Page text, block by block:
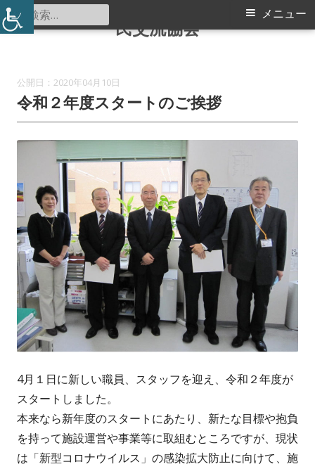
コ
ン
認定特定非営利活動法人 つづき区
民交流協会
メ
メニュー
検
索:
2020年04月10日
令和２年度スタートのご挨拶
4月１日に新しい職員、スタッフを迎え、令和２年度が
スタートしました。
本来なら新年度のスタートにあたり、新たな目標や抱負
を持って施設運営や事業等に取組むところですが、現状
は「新型コロナウイルス」の感染拡大防止に向けて、施